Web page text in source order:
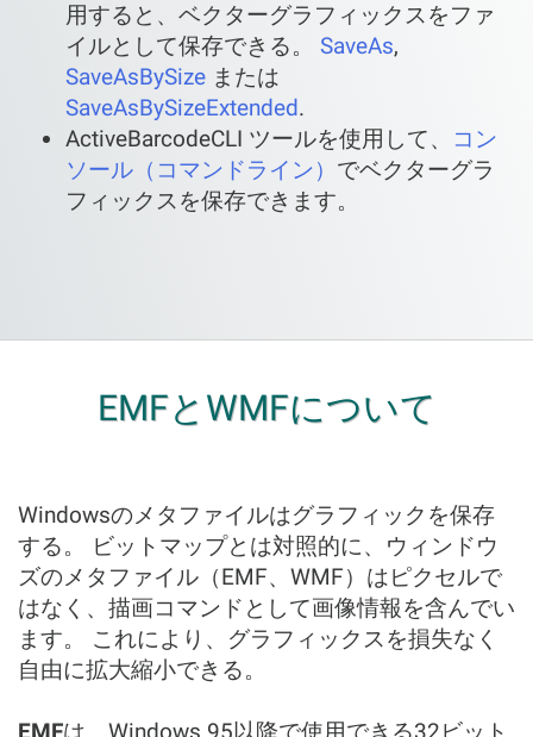
用すると、ベクターグラフィックスをファ
イルとして保存できる。 SaveAs,
SaveAsBySize または
SaveAsBySizeExtended.
ActiveBarcodeCLI ツールを使用して、
コン
ソール（コマンドライン） でベクターグラ
フィックスを保存できます。
EMFとWMFについて
Windowsのメタファイルはグラフィックを保存
する。 ビットマップとは対照的に、ウィンドウ
ズのメタファイル（EMF、WMF）はピクセルで
はなく、描画コマンドとして画像情報を含んでい
ます。 これにより、グラフィックスを損失なく
自由に拡大縮小できる。